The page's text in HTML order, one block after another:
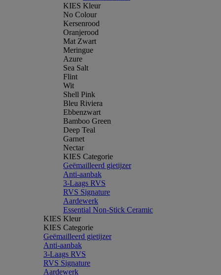
KIES Kleur
No Colour
Kersenrood
Oranjerood
Mat Zwart
Meringue
Azure
Sea Salt
Flint
Wit
Shell Pink
Bleu Riviera
Ebbenzwart
Bamboo Green
Deep Teal
Garnet
Nectar
KIES Categorie
Geëmailleerd gietijzer
Anti-aanbak
3-Laags RVS
RVS Signature
Aardewerk
Essential Non-Stick Ceramic
KIES Kleur
KIES Categorie
Geëmailleerd gietijzer
Anti-aanbak
3-Laags RVS
RVS Signature
Aardewerk